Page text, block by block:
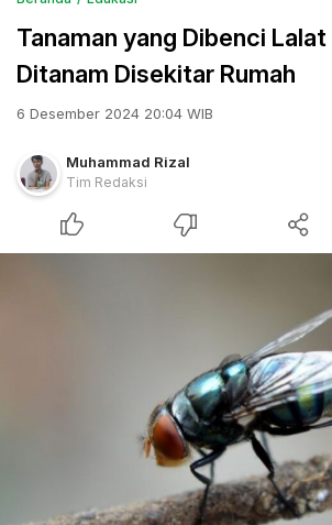
Tanaman yang Dibenci
Ditanam Disekitar Rumah
6 Desember 2024 20:04 WIB
Muhammad Rizal
Tim Redaksi